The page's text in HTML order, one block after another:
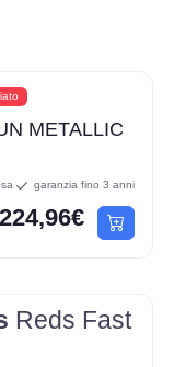
METALLIC
garanzia fino 3 anni
224,96€
Reds Fast